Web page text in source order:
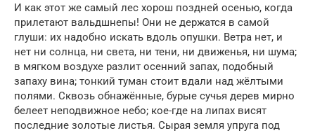
И как этот же самый лес хорош поздней осенью, когда
прилетают вальдшнепы! Они не держатся в самой
глуши: их надобно искать вдоль опушки. Ветра нет, и
нет ни солнца, ни света, ни тени, ни движенья, ни шума;
в мягком воздухе разлит осенний запах, подобный
запаху вина; тонкий туман стоит вдали над жёлтыми
полями. Сквозь обнажённые, бурые сучья дерев мирно
белеет неподвижное небо; кое-где на липах висят
последние золотые листья. Сырая земля упруга под